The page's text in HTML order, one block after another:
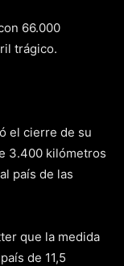
66.000
trágico.
el cierre de su
3.400 kilómetros
país de las
que la medida
de 11,5